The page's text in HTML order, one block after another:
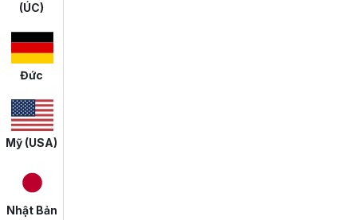
(ÚC)
Đức
Mỹ (USA)
Nhật Bản